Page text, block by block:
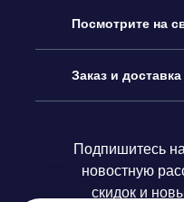
Как с нами
Блог
Отзывы
Онлайн подарок
Подарочный набор
Подарочная
Посмотрите на
Звездный реестр
Заказ и доставка
Платежная
Подпишитесь
новостную
скидок и